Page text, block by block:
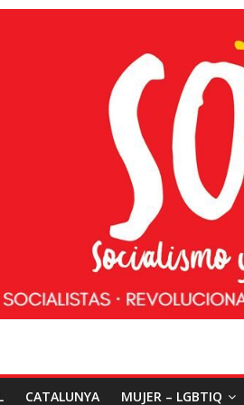
CATALUNYA MUJER – LGBTIQ